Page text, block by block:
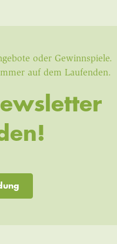
oder Gewinnspiele.
auf dem Laufenden.